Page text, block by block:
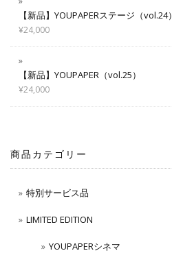
【新品】YOUPAPERステージ（vol.24）
¥24,000
【新品】YOUPAPER（vol.25）
¥24,000
商品カテゴリー
特別サービス品
LIMITED EDITION
YOUPAPERシネマ